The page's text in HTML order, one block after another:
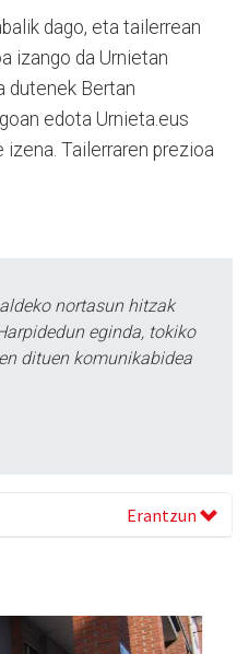
dago, eta tailerrean
izango da Urnietan
dutenek Bertan
edota Urnieta.eus
Tailerraren prezioa
nortasun hitzak
eginda, tokiko
dituen komunikabidea
Erantzun